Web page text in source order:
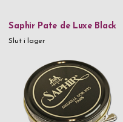
Saphir Pate de Luxe Black
Slut i lager